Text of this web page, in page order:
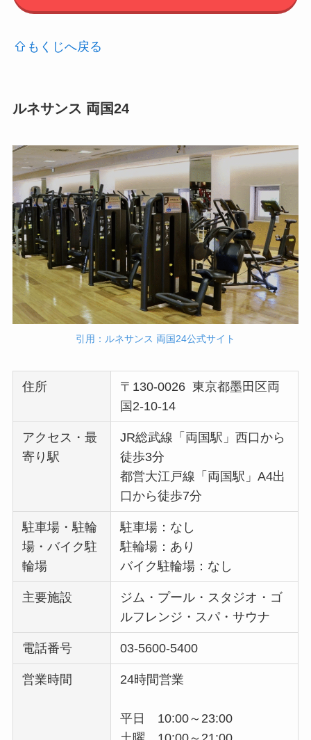
もくじへ戻る
ルネサンス 両国24
引用：ルネサンス 両国24公式サイト
住所
〒130-0026 東京都墨田区両
国2-10-14
アクセス・最
寄り駅
JR総武線「両国駅」西口から
徒歩3分
都営大江戸線「両国駅」A4出
口から徒歩7分
駐車場・駐輪
場・バイク駐
輪場
駐車場：なし
駐輪場：あり
バイク駐輪場：なし
主要施設
ジム・プール・スタジオ・ゴ
ルフレンジ・スパ・サウナ
電話番号 03-5600-5400
営業時間 24時間営業
平日 10:00～23:00